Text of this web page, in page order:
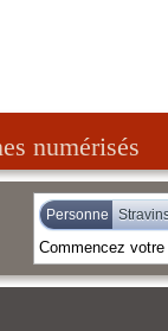
numérisés
Personne